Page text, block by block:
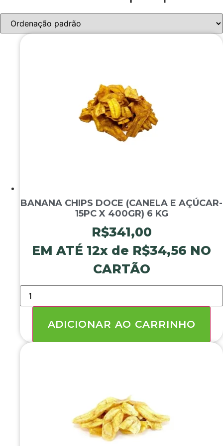
BANANA CHIPS DOCE (CANELA E AÇÚCAR-
15PC X 400GR) 6 KG
R$341,00
EM ATÉ 12x de R$34,56 NO
CARTÃO
BANANA
CHIPS
DOCE
AÇÚCAR-ADICIONAR AO CARRINHO